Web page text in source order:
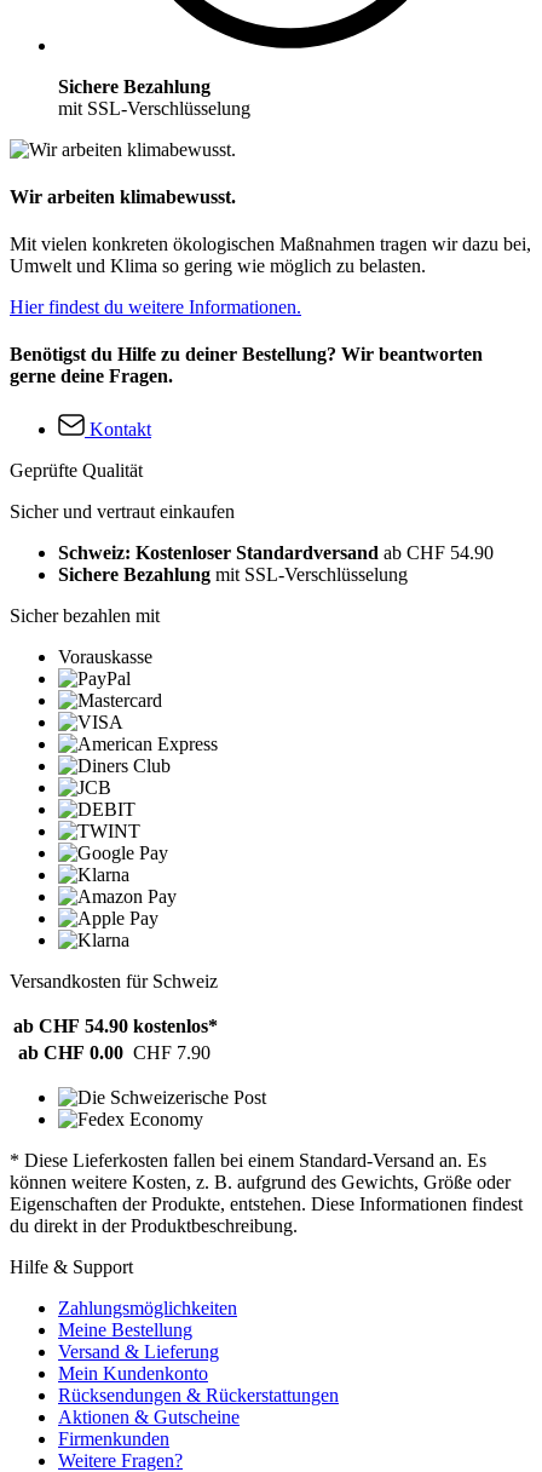
Sichere Bezahlung
mit SSL-Verschlüsselung
Wir arbeiten klimabewusst.
Mit vielen konkreten ökologischen Maßnahmen tragen wir dazu bei,
Umwelt und Klima so gering wie möglich zu belasten.
Hier findest du weitere Informationen.
Benötigst du Hilfe zu deiner Bestellung? Wir beantworten
gerne deine Fragen.
Kontakt
Geprüfte Qualität
Sicher und vertraut einkaufen
Schweiz: Kostenloser Standardversand ab CHF 54.90
Sichere Bezahlung mit SSL-Verschlüsselung
Sicher bezahlen mit
Vorauskasse
Versandkosten für Schweiz
ab CHF 54.90 kostenlos*
ab CHF 0.00 CHF 7.90
* Diese Lieferkosten fallen bei einem Standard-Versand an. Es
können weitere Kosten, z. B. aufgrund des Gewichts, Größe oder
Eigenschaften der Produkte, entstehen. Diese Informationen findest
du direkt in der Produktbeschreibung.
Hilfe & Support
Zahlungsmöglichkeiten
Meine Bestellung
Versand & Lieferung
Mein Kundenkonto
Rücksendungen & Rückerstattungen
Aktionen & Gutscheine
Firmenkunden
Weitere Fragen?